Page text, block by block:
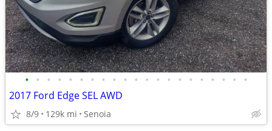
• • • • • • • • • • • • • • • • • • • • •
2017 Ford Edge SEL AWD
8/9 129k mi Senoia